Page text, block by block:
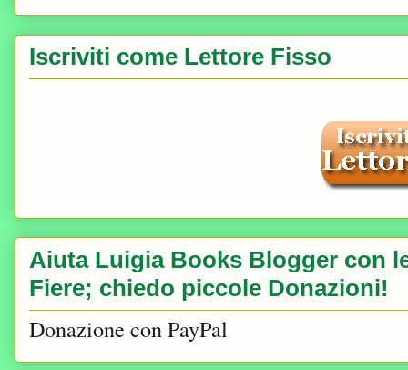
Iscriviti come Lettore Fisso
Aiuta Luigia Books Blogger con
Fiere; chiedo piccole Donazioni!
Donazione con PayPal